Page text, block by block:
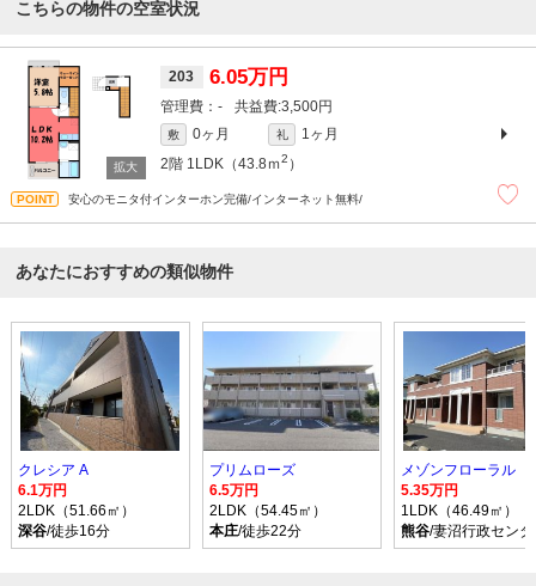
こちらの物件の空室状況
203 6.05万円
- 3,500円
敷 0ヶ月 礼
1ヶ月
2階 1LDK（43.8ｍ2 ）
安心のモニタ付インターホン完備/インターネット無料/
あなたにおすすめの類似物件
クレシア A
6.1万円
2LDK（51.66㎡）
深谷/徒歩16分
プリムローズ
6.5万円
2LDK（54.45㎡）
本庄/徒歩22分
メゾンフローラル
5.35万円
1LDK（46.49㎡）
熊谷/妻沼行政セン